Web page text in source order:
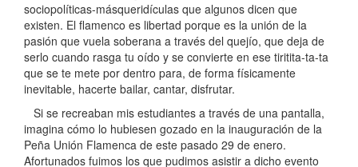
sociopolíticas-másqueridículas que algunos dicen que
existen. El flamenco es libertad porque es la unión de la
pasión que vuela soberana a través del quejío, que deja de
serlo cuando rasga tu oído y se convierte en ese tiritita-ta-ta
que se te mete por dentro para, de forma físicamente
inevitable, hacerte bailar, cantar, disfrutar.
Si se recreaban mis estudiantes a través de una pantalla,
imagina cómo lo hubiesen gozado en la inauguración de la
Peña Unión Flamenca de este pasado 29 de enero.
Afortunados fuimos los que pudimos asistir a dicho evento